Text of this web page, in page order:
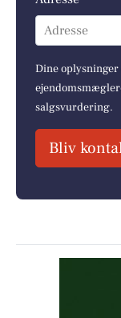
Adresse
Dine
salgsvurdering.
Bliv